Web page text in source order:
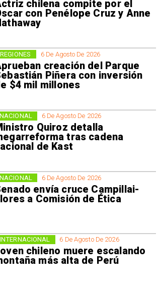
chilena compite por el
con Penélope Cruz y Anne
6 De Agosto De 2026
creación del Parque
Piñera con inversión
$4 mil millones
REGIONES
6 De Agosto De 2026
Quiroz detalla
tras cadena
de Kast
NACIONAL
6 De Agosto De 2026
envía cruce Campillai-
a Comisión de Ética
NACIONAL
6 De Agosto De 2026
chileno muere escalando
más alta de Perú
INTERNACIONAL